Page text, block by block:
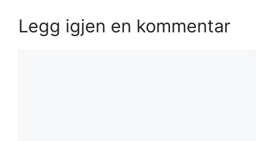
Legg igjen en kommentar